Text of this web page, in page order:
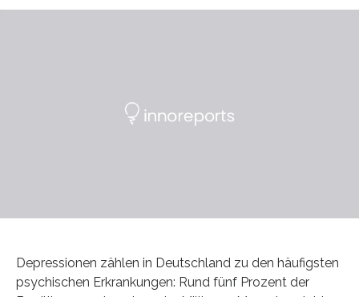
Depressionen zählen in Deutschland zu den häufigsten
psychischen Erkrankungen: Rund fünf Prozent der